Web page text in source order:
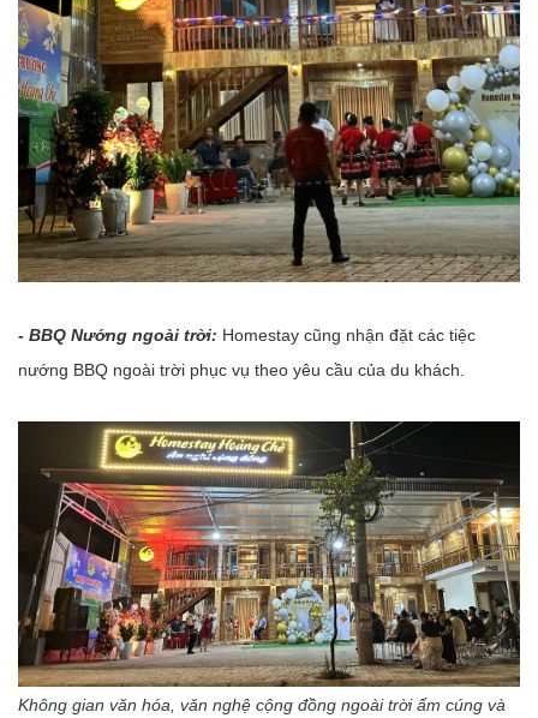
- BBQ Nướng ngoài trời: Homestay cũng nhận đặt các tiệc
nướng BBQ ngoài trời phục vụ theo yêu cầu của du khách.
Không gian văn hóa, văn nghệ cộng đồng ngoài trời ấm cúng và